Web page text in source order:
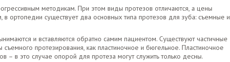
методикам. При этом виды протезов отличаются, а цены
ортопедии существует два основных типа протезов для зуба: съемные и
и вставляются обратно самим пациентом. Существуют частичные
протезирования, как пластиночное и бюгельное. Пластиночное
– в это случае опорой для протеза могут служить только десны.